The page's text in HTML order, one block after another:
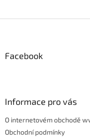
Z
aFacebook
Informace pro vás
O internetovém obchodě
Obchodní podmínky